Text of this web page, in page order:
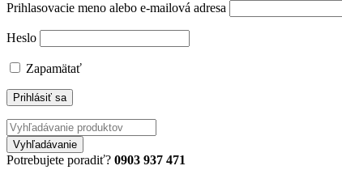
Prihlasovacie meno alebo e-mailová adresa
Heslo
Zapamätať
Potrebujete poradiť? 0903 937 471